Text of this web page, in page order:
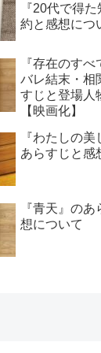
『20代で得
約と感想につ
『存在のす
バレ結末・相
すじと登場人
【映画化】
『わたしの
あらすじと感
『青天』の
想について